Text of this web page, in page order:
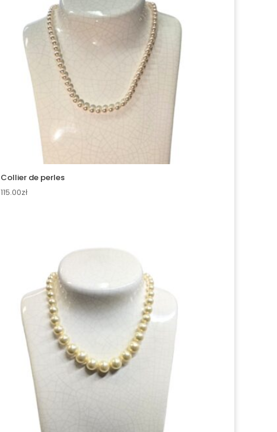
Collier de perles
115.00zł